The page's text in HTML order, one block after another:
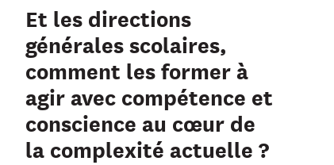
Et les directions
générales scolaires,
comment les former à
agir avec compétence et
conscience au cœur de
la complexité actuelle ?